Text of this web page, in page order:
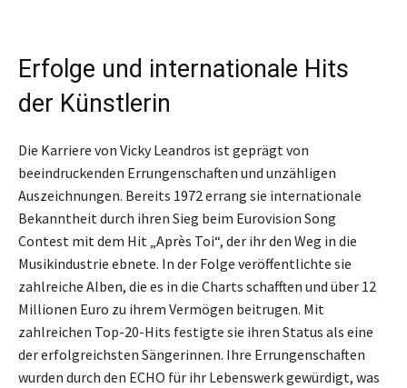
Erfolge und internationale Hits
der Künstlerin
Die Karriere von Vicky Leandros ist geprägt von
beeindruckenden Errungenschaften und unzähligen
Auszeichnungen. Bereits 1972 errang sie internationale
Bekanntheit durch ihren Sieg beim Eurovision Song
Contest mit dem Hit „Après Toi“, der ihr den Weg in die
Musikindustrie ebnete. In der Folge veröffentlichte sie
zahlreiche Alben, die es in die Charts schafften und über 12
Millionen Euro zu ihrem Vermögen beitrugen. Mit
zahlreichen Top-20-Hits festigte sie ihren Status als eine
der erfolgreichsten Sängerinnen. Ihre Errungenschaften
wurden durch den ECHO für ihr Lebenswerk gewürdigt, was